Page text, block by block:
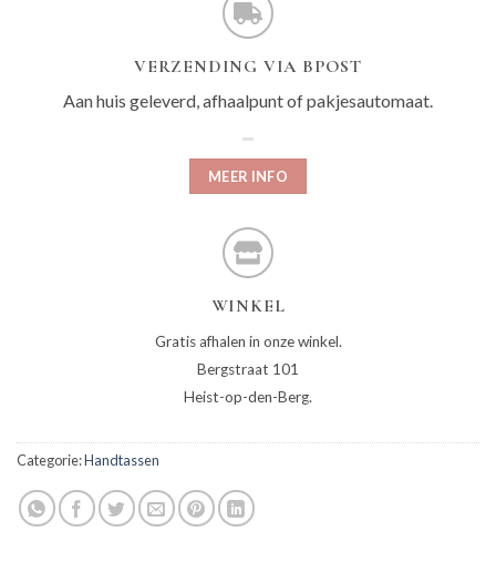
VERZENDING VIA BPOST
Aan huis geleverd, afhaalpunt of pakjesautomaat.
MEER INFO
WINKEL
Gratis afhalen in onze winkel.
Bergstraat 101
Heist-op-den-Berg.
Categorie:Handtassen